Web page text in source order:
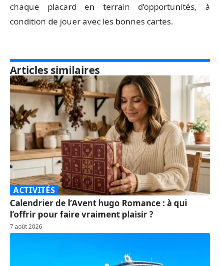
chaque placard en terrain d’opportunités, à
condition de jouer avec les bonnes cartes.
Articles similaires
ACTIVITÉS
Calendrier de l’Avent hugo Romance : à qui
l’offrir pour faire vraiment plaisir ?
7 août 2026